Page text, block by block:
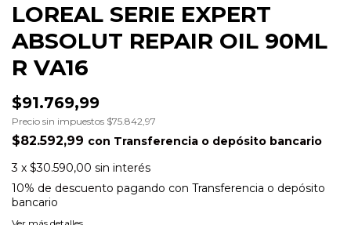
LOREAL SERIE EXPERT
ABSOLUT REPAIR OIL 90ML
R VA16
$91.769,99
Precio sin impuestos $75.842,97
$82.592,99 con Transferencia o depósito bancario
3 x $30.590,00 sin interés
10% de descuento pagando con Transferencia o depósito
bancario